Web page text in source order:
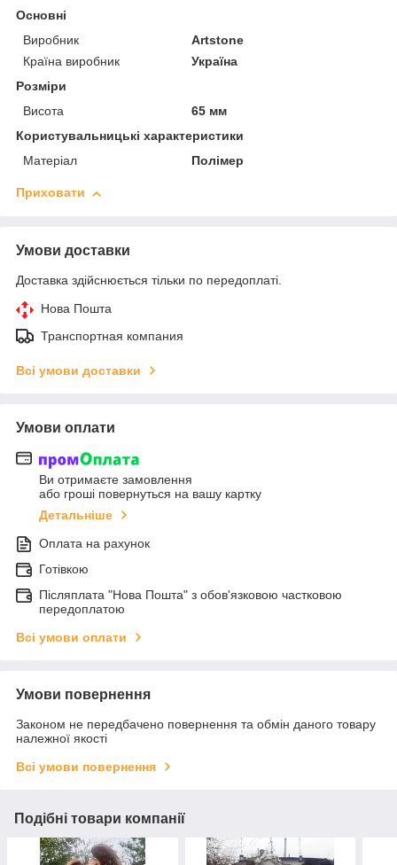
Основні
Виробник
Artstone
Країна виробник
Україна
Розміри
Висота
65 мм
Користувальницькі характеристики
Матеріал
Полімер
Приховати
Умови доставки
Доставка здійснюється тільки по передоплаті.
Нова Пошта
Транспортная компания
Всі умови доставки
Умови оплати
Ви отримаєте замовлення
або гроші повернуться на вашу картку
Детальніше
Оплата на рахунок
Готівкою
Післяплата "Нова Пошта" з обов'язковою частковою
передоплатою
Всі умови оплати
Умови повернення
Законом не передбачено повернення та обмін даного товару
належної якості
Всі умови повернення
Подібні товари компанії